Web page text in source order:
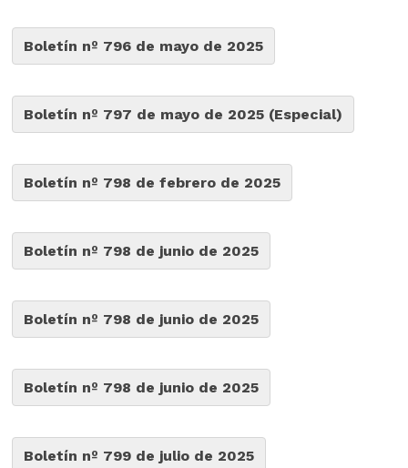
Boletín nº 796 de mayo de 2025
Boletín nº 797 de mayo de 2025 (Especial)
Boletín nº 798 de febrero de 2025
Boletín nº 798 de junio de 2025
Boletín nº 798 de junio de 2025
Boletín nº 798 de junio de 2025
Boletín nº 799 de julio de 2025